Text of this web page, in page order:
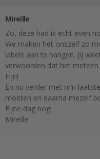
Mireille
Zo, deze had ik echt even
We maken het onszelf zo
labels aan te hangen. Jij
verwoorden dat het meteen
Fijn!
En nu verder met m’n
moeten en daarna mezelf
Fijne dag nog!
Mireille